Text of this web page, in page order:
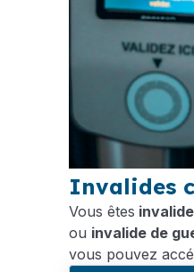
Invalides
Vous êtes
ou invalide de
vous pouvez